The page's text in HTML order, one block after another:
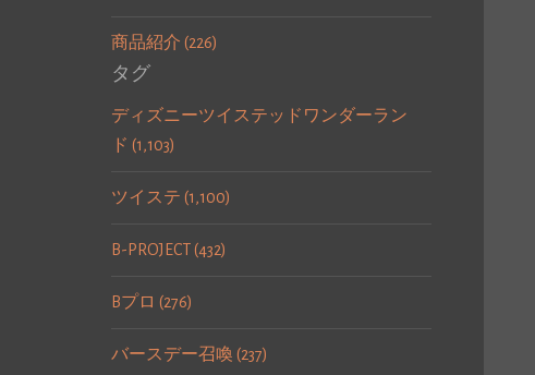
商品紹介 (226)
タグ
ディズニーツイステッドワンダーラン
ド (1,103)
ツイステ (1,100)
B-PROJECT (432)
Bプロ (276)
バースデー召喚 (237)